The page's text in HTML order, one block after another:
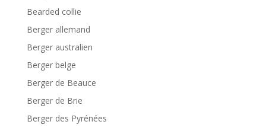
Bearded collie
Berger allemand
Berger australien
Berger belge
Berger de Beauce
Berger de Brie
Berger des Pyrénées